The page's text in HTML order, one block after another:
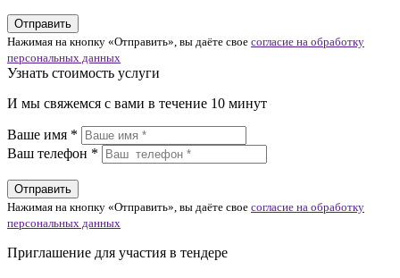
Нажимая на кнопку «Отправить», вы даёте свое согласие на обработку
персональных данных
Узнать стоимость услуги
И мы свяжемся с вами в течение 10 минут
Ваше имя *
Ваш телефон *
Нажимая на кнопку «Отправить», вы даёте свое согласие на обработку
персональных данных
Приглашение для участия в тендере